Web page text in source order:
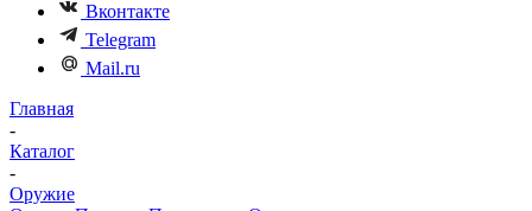
Вконтакте
Telegram
Mail.ru
Главная
-
Каталог
-
Оружие